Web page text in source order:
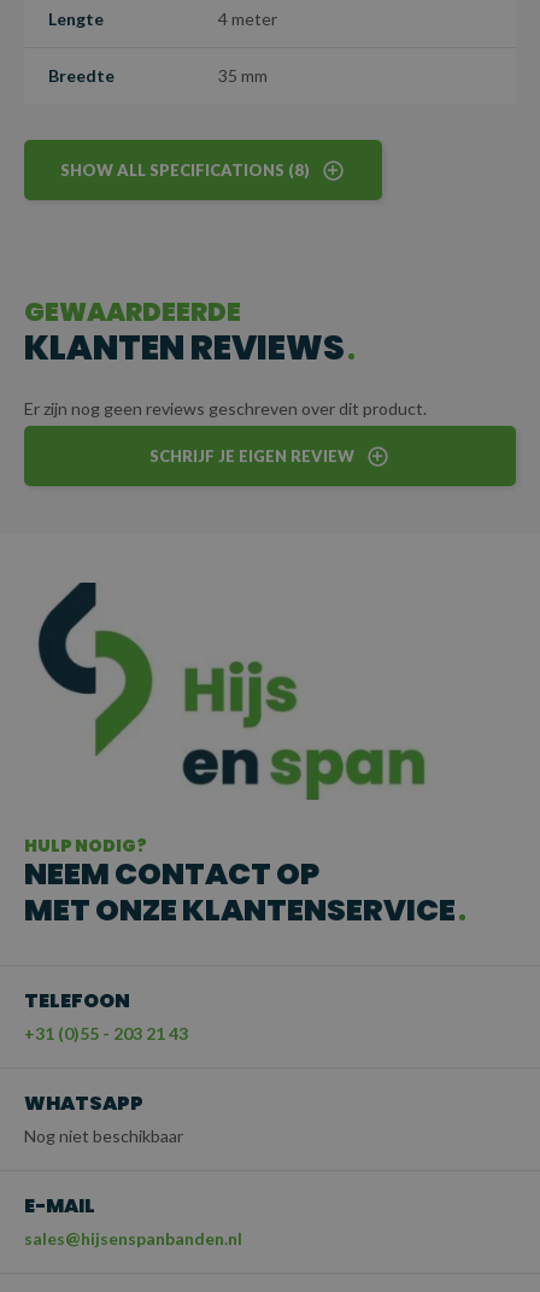
zelfs bij langdurig gebruik in diverse omstandigheden.
Lengte 4 meter
Breedte 35 mm
SHOW ALL SPECIFICATIONS (8)
GEWAARDEERDE
KLANTEN REVIEWS
Er zijn nog geen reviews geschreven over dit product.
SCHRIJF JE EIGEN REVIEW
HULP NODIG?
NEEM CONTACT OP
MET ONZE KLANTENSERVICE
TELEFOON
+31 (0)55 - 203 21 43
WHATSAPP
Nog niet beschikbaar
E-MAIL
sales@hijsenspanbanden.nl